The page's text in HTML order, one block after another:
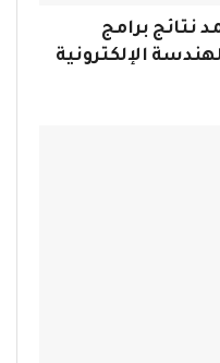
نتائج برامج
الإلكترونية